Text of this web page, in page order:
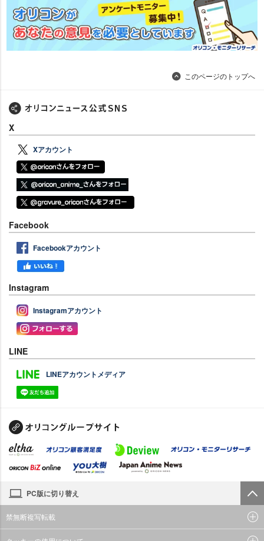
このページのトップへ
X
Xアカウント
Facebook
Facebookアカウント
Instagram
Instagramアカウント
LINE
LINEアカウントメディア
PC版に切り替え
禁無断複写転載